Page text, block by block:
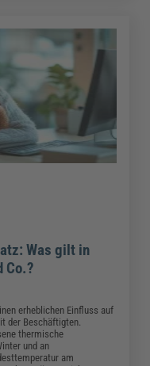
Was gilt in
Co.?
erheblichen Einfluss auf
der Beschäftigten.
thermische
und an
am